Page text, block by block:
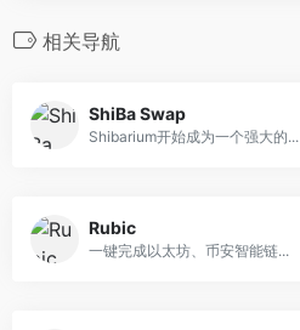
相关导航
ShiBa Swap
Shibarium开始成为一个强大的...
Rubic
一键完成以太坊、币安智能链...